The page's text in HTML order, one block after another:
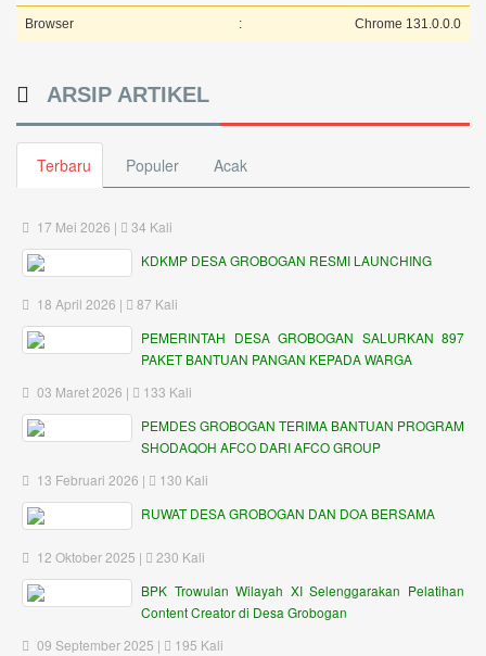
Browser : Chrome 131.0.0.0
ARSIP ARTIKEL
Terbaru Populer Acak
17 Mei 2026 |
34 Kali
KDKMP DESA GROBOGAN RESMI LAUNCHING
18 April 2026 |
87 Kali
PEMERINTAH DESA GROBOGAN SALURKAN 897
PAKET BANTUAN PANGAN KEPADA WARGA
03 Maret 2026 |
133 Kali
PEMDES GROBOGAN TERIMA BANTUAN PROGRAM
SHODAQOH AFCO DARI AFCO GROUP
13 Februari 2026 |
130 Kali
RUWAT DESA GROBOGAN DAN DOA BERSAMA
12 Oktober 2025 |
230 Kali
BPK Trowulan Wilayah XI Selenggarakan Pelatihan
Content Creator di Desa Grobogan
09 September 2025 |
195 Kali